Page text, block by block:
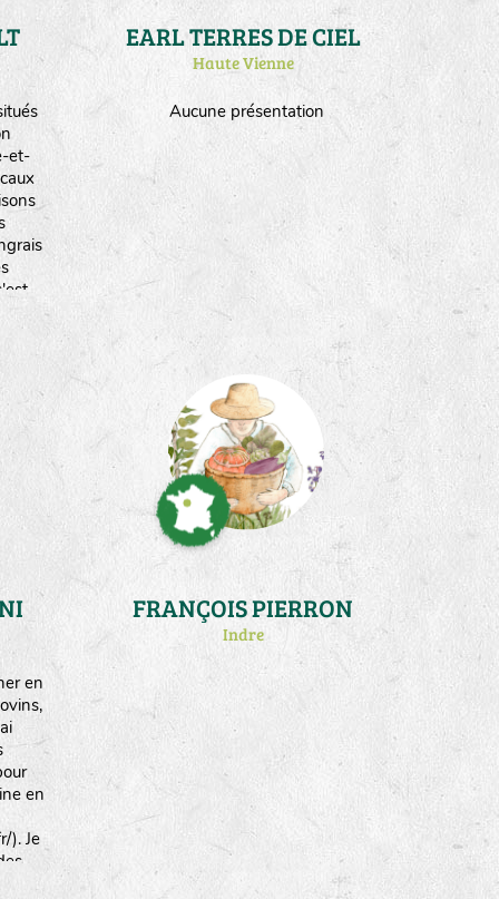
et-
fait
Aucune présentation
EARL TERRES DE CIEL
Haute Vienne
en
en
). Je
FRANÇOIS PIERRON
Indre